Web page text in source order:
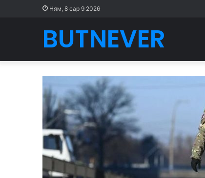
Ням, 8 сар 9 2026
BUTNEVER